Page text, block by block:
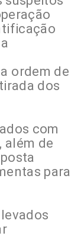
ordem de
dos
com
além de
para